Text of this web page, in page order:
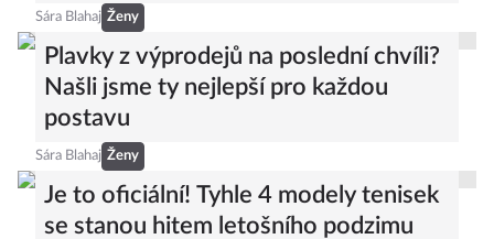
Sára Blahaj Ženy
Plavky z výprodejů na poslední chvíli?
Našli jsme ty nejlepší pro každou
postavu
Sára Blahaj Ženy
Je to oficiální! Tyhle 4 modely tenisek
se stanou hitem letošního podzimu